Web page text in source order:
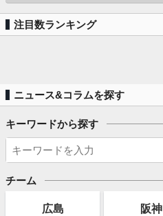
注目数ランキング
ニュース&コラムを探す
キーワードから探す
チーム
広島 阪神